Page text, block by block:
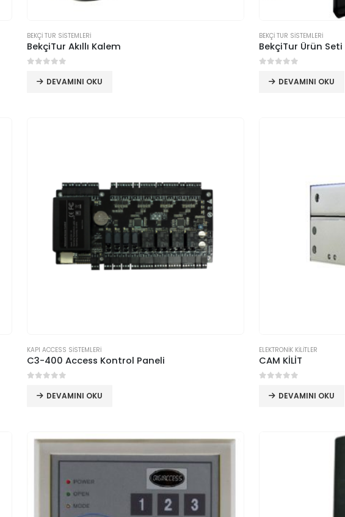
BEKÇİ TUR SİSTEMLERİ
BekçiTur Akıllı Kalem
DEVAMINI OKU
BEKÇİ TUR SİSTEMLERİ
BekçiTur Ürün Seti
DEVAMINI OKU
KAPI ACCESS SİSTEMLERİ
C3-400 Access Kontrol Paneli
DEVAMINI OKU
ELEKTRONİK KİLİTLER
CAM KİLİT
DEVAMINI OKU